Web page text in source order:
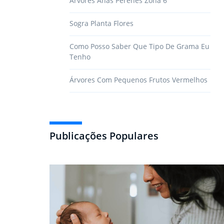
Sogra Planta Flores
Como Posso Saber Que Tipo De Grama Eu
Tenho
Árvores Com Pequenos Frutos Vermelhos
Publicações Populares